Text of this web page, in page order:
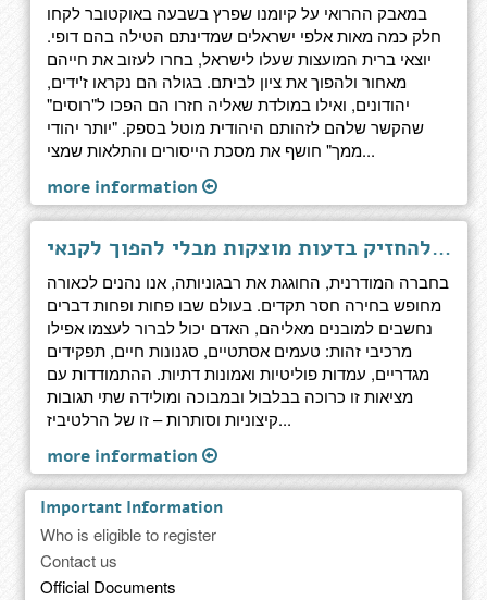
במאבק ההרואי על קיומנו שפרץ בשבעה באוקטובר לקחו
חלק כמה מאות אלפי ישראלים שמדינתם הטילה בהם דופי.
יוצאי ברית המועצות שעלו לישראל, בחרו לעזוב את חייהם
מאחור ולהפוך את ציון לביתם. בגולה הם נקראו ז'ידים,
יהודונים, ואילו במולדת שאליה חזרו הם הפכו ל"רוסים"
שהקשר שלהם לזהותם היהודית מוטל בספק. "יותר יהודי
ממך" חושף את מסכת הייסורים והתלאות שמצי...
more information
בשבחי הספק - איך להחזיק בדעות מוצקות מבלי להפוך לקנאי
בחברה המודרנית, החוגגת את רבגוניותה, אנו נהנים לכאורה
מחופש בחירה חסר תקדים. בעולם שבו פחות ופחות דברים
נחשבים למובנים מאליהם, האדם יכול לברור לעצמו אפילו
מרכיבי זהות: טעמים אסתטיים, סגנונות חיים, תפקידים
מגדריים, עמדות פוליטיות ואמונות דתיות. ההתמודדות עם
מציאות זו כרוכה בבלבול ובמבוכה ומולידה שתי תגובות
קיצוניות וסותרות – זו של הרלטיביז...
more information
Important Information
Who is eligible to register
Contact us
Official Documents